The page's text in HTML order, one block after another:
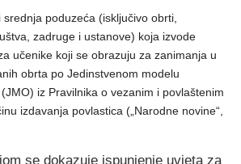
srednja poduzeća (isključivo obrti,
zadruge i ustanove) koja izvode
učenike koji se obrazuju za zanimanja u
obrta po Jedinstvenom modelu
iz Pravilnika o vezanim i povlaštenim
izdavanja povlastica („Narodne novine“,
se dokazuje ispunjenje uvjeta za